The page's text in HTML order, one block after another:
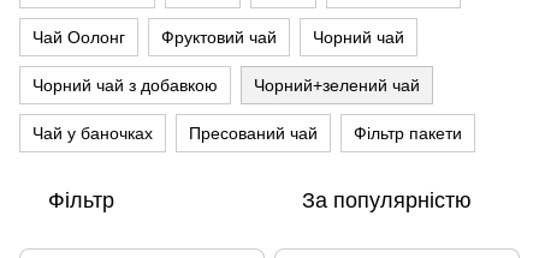
Чай Оолонг Фруктовий чай Чорний чай
Чорний чай з добавкою Чорний+зелений чай
Чай у баночках Пресований чай Фільтр пакети
Фільтр За популярністю